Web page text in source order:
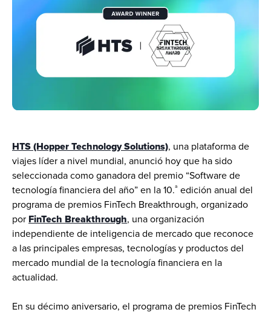
HTS (Hopper Technology Solutions), una plataforma de
viajes líder a nivel mundial, anunció hoy que ha sido
seleccionada como ganadora del premio “Software de
tecnología financiera del año” en la 10.ª edición anual del
programa de premios FinTech Breakthrough, organizado
por FinTech Breakthrough, una organización
independiente de inteligencia de mercado que reconoce
a las principales empresas, tecnologías y productos del
mercado mundial de la tecnología financiera en la
actualidad.
En su décimo aniversario, el programa de premios FinTech